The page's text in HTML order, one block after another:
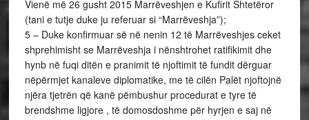
Vienë më 26 gusht 2015 Marrëveshjen e Kufirit Shtetëror
(tani e tutje duke ju referuar si “Marrëveshja”);
5 – Duke konfirmuar së në nenin 12 të Marrëveshjes ceket
shprehimisht se Marrëveshja i nënshtrohet ratifikimit dhe
hynb në fuqi ditën e pranimit të njoftimit të fundit dërguar
nëpërmjet kanaleve diplomatike, me të cilën Palët njoftojnë
njëra tjetrën që kanë pëmbushur procedurat e tyre të
brendshme ligjore , të domosdoshme për hyrjen e saj në